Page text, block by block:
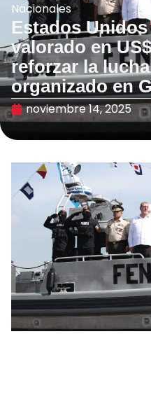
Nacionales
Estados
valorado en
reforzar la
organizado en
noviembre 14, 2025